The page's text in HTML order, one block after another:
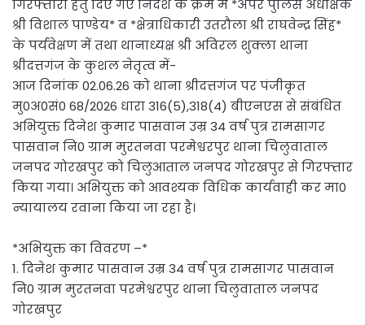
गिरफ्तारी हेतु दिए गए निर्देश के क्रम में *अपर पुलिस अधीक्षक
श्री विशाल पाण्डेय* व *क्षेत्राधिकारी उतरौला श्री राघवेन्द्र सिंह*
के पर्यवेक्षण में तथा थानाध्यक्ष श्री अविरल शुक्ला थाना
श्रीदत्तगंज के कुशल नेतृत्व में-
आज दिनांक 02.06.26 को थाना श्रीदत्तगंज पर पंजीकृत
मु0अ0सं0 68/2026 धारा 316(5),318(4) बीएनएस से संबंधित
अभियुक्त दिनेश कुमार पासवान उम्र 34 वर्ष पुत्र रामसागर
पासवान नि0 ग्राम मुरतनवा परमेश्वरपुर थाना चिलुवाताल
जनपद गोरखपुर को चिलुआताल जनपद गोरखपुर से गिरफ्तार
किया गया। अभियुक्त को आवश्यक विधिक कार्यवाही कर मा0
न्यायालय रवाना किया जा रहा है।
*अभियुक्त का विवरण –*
1. दिनेश कुमार पासवान उम्र 34 वर्ष पुत्र रामसागर पासवान
नि0 ग्राम मुरतनवा परमेश्वरपुर थाना चिलुवाताल जनपद
गोरखपुर